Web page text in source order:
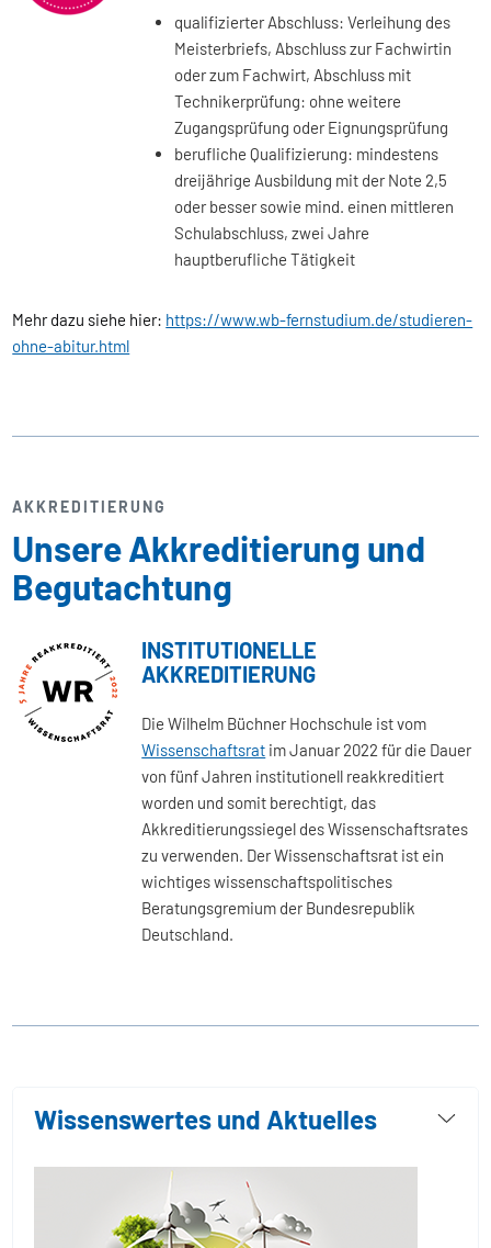
qualifizierter Abschluss: Verleihung des
Meisterbriefs, Abschluss zur Fachwirtin
oder zum Fachwirt, Abschluss mit
Technikerprüfung: ohne weitere
Zugangsprüfung oder Eignungsprüfung
berufliche Qualifizierung: mindestens
dreijährige Ausbildung mit der Note 2,5
oder besser sowie mind. einen mittleren
Schulabschluss, zwei Jahre
hauptberufliche Tätigkeit
Mehr dazu siehe hier: https://www.wb-fernstudium.de/studieren-
ohne-abitur.html
AKKREDITIERUNG
Unsere Akkreditierung und
Begutachtung
INSTITUTIONELLE
AKKREDITIERUNG
Die Wilhelm Büchner Hochschule ist vom
Wissenschaftsrat im Januar 2022 für die Dauer
von fünf Jahren institutionell reakkreditiert
worden und somit berechtigt, das
Akkreditierungssiegel des Wissenschaftsrates
zu verwenden. Der Wissenschaftsrat ist ein
wichtiges wissenschaftspolitisches
Beratungsgremium der Bundesrepublik
Deutschland.
Wissenswertes und Aktuelles